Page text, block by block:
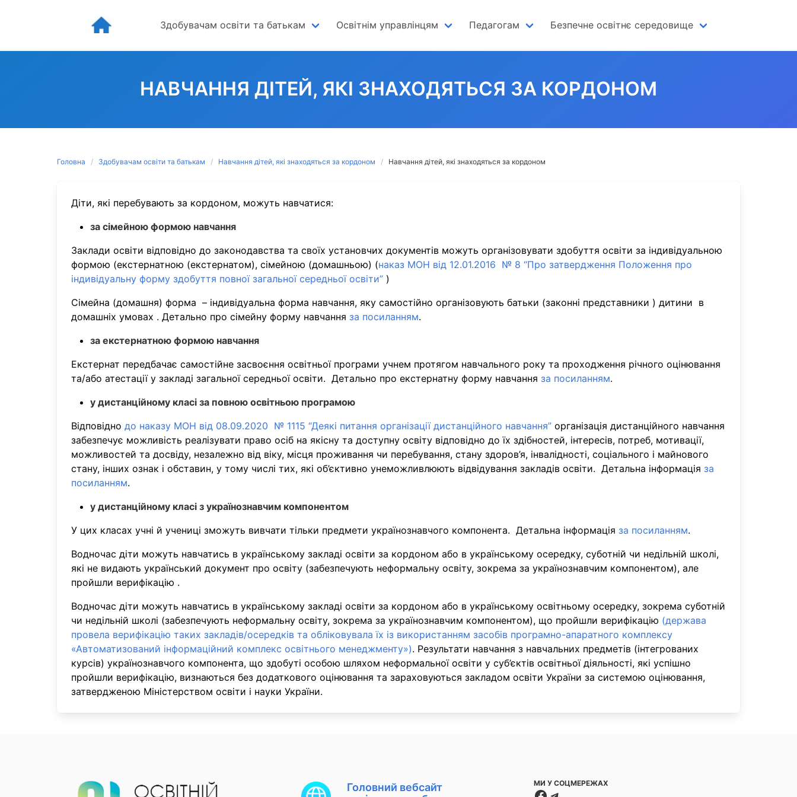
Здобувачам освіти та батькам Освітнім управлінцям Педагогам Безпечне освітнє середовище
НАВЧАННЯ ДІТЕЙ, ЯКІ ЗНАХОДЯТЬСЯ ЗА КОРДОНОМ
Головна Здобувачам освіти та батькам Навчання дітей, які знаходяться за кордоном Навчання дітей, які знаходяться за кордоном
Діти, які перебувають за кордоном, можуть навчатися:
за сімейною формою навчання
Заклади освіти відповідно до законодавства та своїх установчих документів можуть організовувати здобуття освіти за індивідуальною
формою (екстернатною (екстернатом), сімейною (домашньою) (наказ МОН від 12.01.2016 № 8 “Про затвердження Положення про
індивідуальну форму здобуття повної загальної середньої освіти” )
Сімейна (домашня) форма – індивідуальна форма навчання, яку самостійно організовують батьки (законні представники ) дитини в
домашніх умовах . Детально про сімейну форму навчання за посиланням.
за екстернатною формою навчання
Екстернат передбачає самостійне засвоєння освітньої програми учнем протягом навчального року та проходження річного оцінювання
та/або атестації у закладі загальної середньої освіти. Детально про екстернатну форму навчання за посиланням.
у дистанційному класі за повною освітньою програмою
Відповідно до наказу МОН від 08.09.2020 № 1115 “Деякі питання організації дистанційного навчання” організація дистанційного навчання
забезпечує можливість реалізувати право осіб на якісну та доступну освіту відповідно до їх здібностей, інтересів, потреб, мотивації,
можливостей та досвіду, незалежно від віку, місця проживання чи перебування, стану здоров’я, інвалідності, соціального і майнового
стану, інших ознак і обставин, у тому числі тих, які об’єктивно унеможливлюють відвідування закладів освіти. Детальна інформація за
посиланням.
у дистанційному класі з українознавчим компонентом
У цих класах учні й учениці зможуть вивчати тільки предмети українознавчого компонента. Детальна інформація за посиланням.
Водночас діти можуть навчатись в українському закладі освіти за кордоном або в українському осередку, суботній чи недільній школі,
які не видають український документ про освіту (забезпечують неформальну освіту, зокрема за українознавчим компонентом), але
пройшли верифікацію .
Водночас діти можуть навчатись в українському закладі освіти за кордоном або в українському освітньому осередку, зокрема суботній
чи недільній школі (забезпечують неформальну освіту, зокрема за українознавчим компонентом), що пройшли верифікацію (держава
провела верифікацію таких закладів/осередків та обліковувала їх із використанням засобів програмно-апаратного комплексу
«Автоматизований інформаційний комплекс освітнього менеджменту»). Результати навчання з навчальних предметів (інтегрованих
курсів) українознавчого компонента, що здобуті особою шляхом неформальної освіти у суб’єктів освітньої діяльності, які успішно
пройшли верифікацію, визнаються без додаткового оцінювання та зараховуються закладом освіти України за системою оцінювання,
затвердженою Міністерством освіти і науки України.
Головний вебсайт
МИ У СОЦМЕРЕЖАХ